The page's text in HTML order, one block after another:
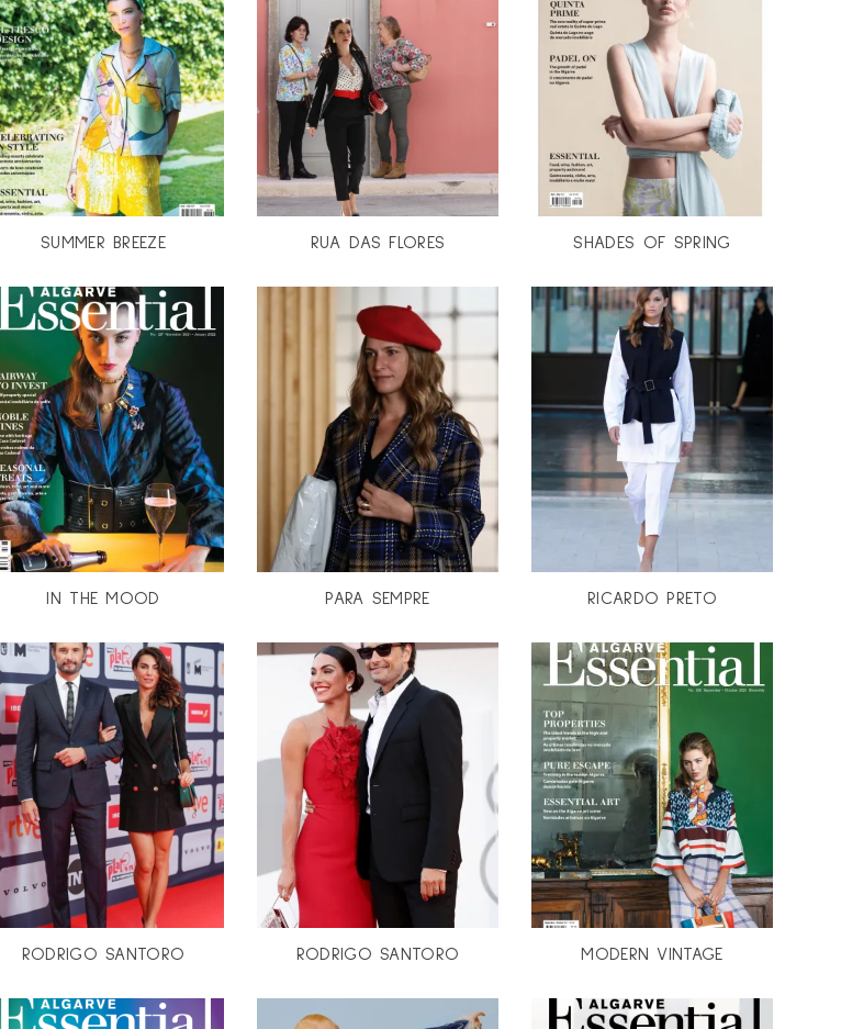
SUMMER BREEZE RUA DAS FLORES SHADES OF SPRING
IN THE MOOD PARA SEMPRE RICARDO PRETO
RODRIGO SANTORO RODRIGO SANTORO MODERN VINTAGE